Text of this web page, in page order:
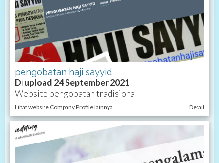
pengobatan haji sayyid
Di upload 24 September 2021
Website pengobatan tradisional
Lihat website Company Profile lainnya Detail